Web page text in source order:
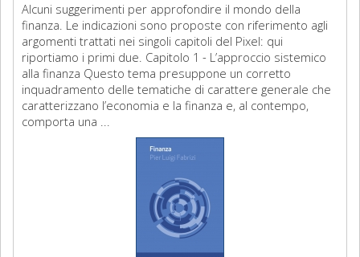
Matematica
Diritto
Alcuni suggerimenti per approfondire il mondo della
finanza. Le indicazioni sono proposte con riferimento agli
argomenti trattati nei singoli capitoli del Pixel: qui
riportiamo i primi due. Capitolo 1 - L’approccio sistemico
alla finanza Questo tema presuppone un corretto
inquadramento delle tematiche di carattere generale che
caratterizzano l’economia e la finanza e, al contempo,
comporta una ...